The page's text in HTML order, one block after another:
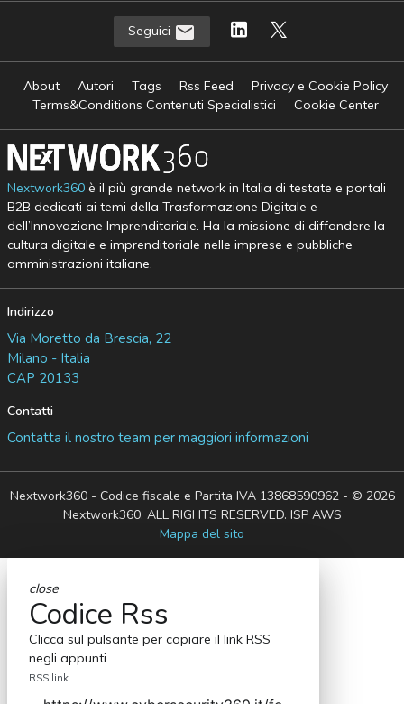
Seguici
About Autori Tags Rss Feed
Privacy e Cookie Policy
Terms&Conditions Contenuti Specialistici
Cookie Center
Nextwork360è il più grande network in Italia di testate e portali
B2B dedicati ai temi della Trasformazione Digitale e
dell’Innovazione Imprenditoriale. Ha la missione di diffondere la
cultura digitale e imprenditoriale nelle imprese e pubbliche
amministrazioni italiane.
Indirizzo
Via Moretto da Brescia, 22
Milano - Italia
CAP 20133
Contatti
Contatta il nostro team per maggiori informazioni
Nextwork360 - Codice fiscale e Partita IVA 13868590962 - © 2026
Nextwork360. ALL RIGHTS RESERVED. ISP AWS
Mappa del sito
close
Codice Rss
Clicca sul pulsante per copiare il link RSS
negli appunti.
RSS link